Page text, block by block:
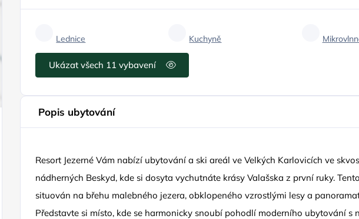
Lednice Kuchyně
Ukázat všech 11 vybavení
Popis ubytování
Resort Jezerné Vám nabízí ubytování a ski areál ve Velkých Karlovicích ve
nádherných Beskyd, kde si dosyta vychutnáte krásy Valašska z první ruky.
situován na břehu malebného jezera, obklopeného vzrostlými lesy a
Představte si místo, kde se harmonicky snoubí pohodlí moderního ubytování s